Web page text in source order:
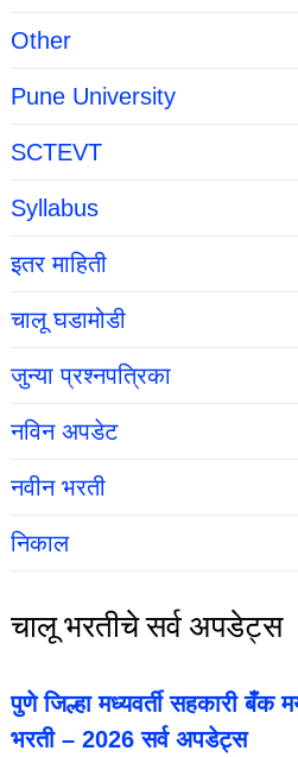
Other
Pune University
SCTEVT
Syllabus
इतर माहिती
चालू घडामोडी
जुन्या प्रश्नपत्रिका
नविन अपडेट
नवीन भरती
निकाल
चालू भरतीचे सर्व अपडेट्स
पुणे जिल्हा मध्यवर्ती सहकारी बँक
भरती – 2026 सर्व अपडेट्स